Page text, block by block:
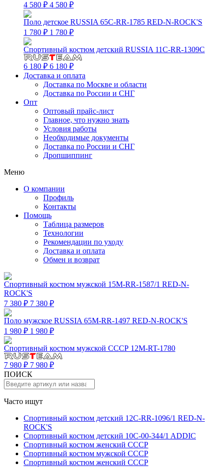
4 580 ₽ 4 580 ₽
Поло детское RUSSIA 65C-RR-1785 RED-N-ROCK'S
1 780 ₽ 1 780 ₽
Спортивный костюм детский RUSSIA 11C-RR-1309C
6 180 ₽ 6 180 ₽
Доставка и оплата
Доставка по Москве и области
Доставка по России и СНГ
Опт
Оптовый прайс-лист
Главное, что нужно знать
Условия работы
Необходимые документы
Доставка по России и СНГ
Дропшиппинг
Меню
О компании
Профиль
Контакты
Помощь
Таблица размеров
Технологии
Рекомендации по уходу
Доставка и оплата
Обмен и возврат
Спортивный костюм мужской 15M-RR-1587/1 RED-N-
ROCK'S
7 380 ₽ 7 380 ₽
Поло мужское RUSSIA 65M-RR-1497 RED-N-ROCK'S
1 980 ₽ 1 980 ₽
Спортивный костюм мужской СССР 12M-RT-1780
7 980 ₽ 7 980 ₽
ПОИСК
Часто ищут
Спортивный костюм детский 12C-RR-1096/1 RED-N-
ROCK'S
Спортивный костюм детский 10C-00-344/1 ADDIC
Спортивный костюм женский СССР
Спортивный костюм мужской СССР
Спортивный костюм женский СССР